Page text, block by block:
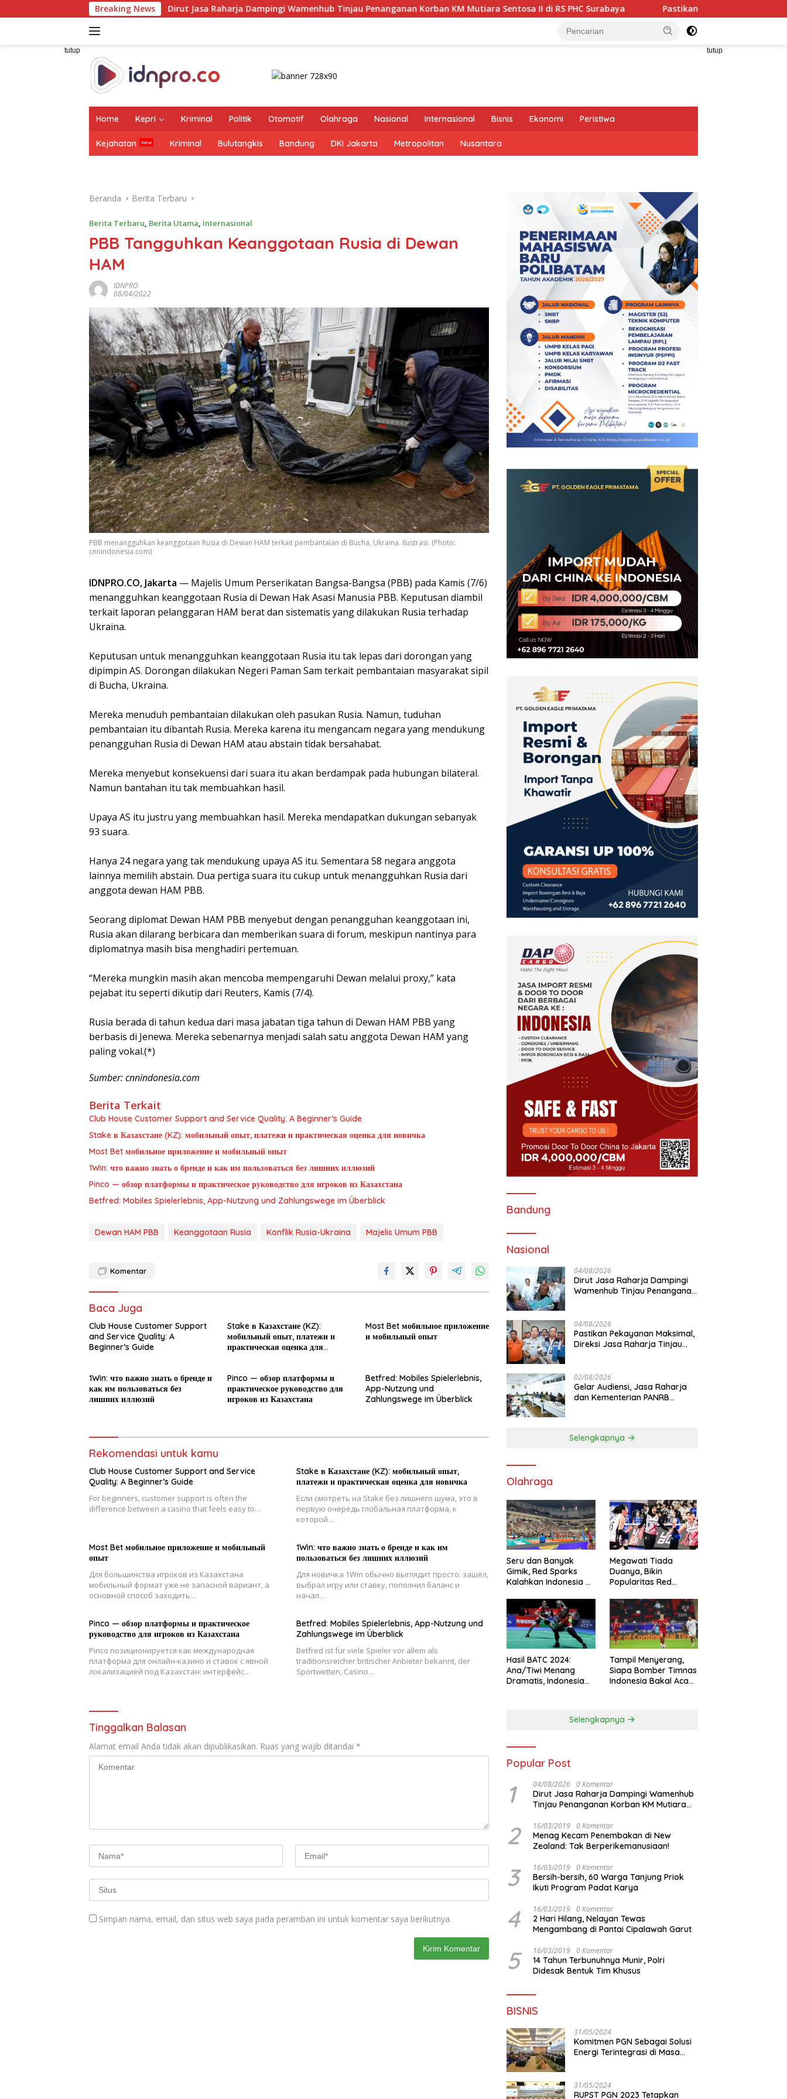
ke
Breaking News
Dirut Jasa Raharja Dampingi Wamenhub Tinjau Penanganan Korban KM Mutiara Sentosa II di RS PHC Surabaya Pastikan Pekayanan Maksimal, Direksi Jasa
tutup tutup
Home Kepri Kriminal Politik Otomotif Olahraga Nasional Internasional Bisnis Ekonomi Peristiwa
Kejahatan Kriminal Bulutangkis Bandung DKI Jakarta Metropolitan Nusantara
Beranda Berita Terbaru
Berita Terbaru, Berita Utama, Internasional
PBB Tangguhkan Keanggotaan Rusia di Dewan
HAM
IDNPRO
08/04/2022
PBB menangguhkan keanggotaan Rusia di Dewan HAM terkait pembantaian di Bucha, Ukraina. Ilustrasi. (Photo:
cnnindonesia.com)
IDNPRO.CO, Jakarta — Majelis Umum Perserikatan Bangsa-Bangsa (PBB) pada Kamis (7/6)
menangguhkan keanggotaan Rusia di Dewan Hak Asasi Manusia PBB. Keputusan diambil
terkait laporan pelanggaran HAM berat dan sistematis yang dilakukan Rusia terhadap
Ukraina.
Keputusan untuk menangguhkan keanggotaan Rusia itu tak lepas dari dorongan yang
dipimpin AS. Dorongan dilakukan Negeri Paman Sam terkait pembantaian masyarakat sipil
di Bucha, Ukraina.
Mereka menuduh pembantaian dilakukan oleh pasukan Rusia. Namun, tuduhan
pembantaian itu dibantah Rusia. Mereka karena itu mengancam negara yang mendukung
penangguhan Rusia di Dewan HAM atau abstain tidak bersahabat.
Mereka menyebut konsekuensi dari suara itu akan berdampak pada hubungan bilateral.
Namun bantahan itu tak membuahkan hasil.
Upaya AS itu justru yang membuahkan hasil. Mereka mendapatkan dukungan sebanyak
93 suara.
Hanya 24 negara yang tak mendukung upaya AS itu. Sementara 58 negara anggota
lainnya memilih abstain. Dua pertiga suara itu cukup untuk menangguhkan Rusia dari
anggota dewan HAM PBB.
Seorang diplomat Dewan HAM PBB menyebut dengan penangguhan keanggotaan ini,
Rusia akan dilarang berbicara dan memberikan suara di forum, meskipun nantinya para
diplomatnya masih bisa menghadiri pertemuan.
“Mereka mungkin masih akan mencoba mempengaruhi Dewan melalui proxy,” kata
pejabat itu seperti dikutip dari Reuters, Kamis (7/4).
Rusia berada di tahun kedua dari masa jabatan tiga tahun di Dewan HAM PBB yang
berbasis di Jenewa. Mereka sebenarnya menjadi salah satu anggota Dewan HAM yang
paling vokal.(*)
Sumber: cnnindonesia.com
Berita Terkait
Club House Customer Support and Service Quality: A Beginner’s Guide
Stake в Казахстане (KZ): мобильный опыт, платежи и практическая оценка для новичка
Most Bet мобильное приложение и мобильный опыт
1Win: что важно знать о бренде и как им пользоваться без лишних иллюзий
Pinco — обзор платформы и практическое руководство для игроков из Казахстана
Betfred: Mobiles Spielerlebnis, App-Nutzung und Zahlungswege im Überblick
Dewan HAM PBB Keanggotaan Rusia Konflik Rusia-Ukraina Majelis Umum PBB
Komentar
Baca Juga
Club House Customer Support
and Service Quality: A
Beginner’s Guide
Stake в Казахстане (KZ):
мобильный опыт, платежи и
практическая оценка для
Most Bet мобильное приложение
и мобильный опыт
1Win: что важно знать о бренде и
как им пользоваться без
лишних иллюзий
Pinco — обзор платформы и
практическое руководство для
игроков из Казахстана
Betfred: Mobiles Spielerlebnis,
App-Nutzung und
Zahlungswege im Überblick
Rekomendasi untuk kamu
Club House Customer Support and Service
Quality: A Beginner’s Guide
For beginners, customer support is often the
difference between a casino that feels easy to…
Stake в Казахстане (KZ): мобильный опыт,
платежи и практическая оценка для новичка
Если смотреть на Stake без лишнего шума, это в
первую очередь глобальная платформа, к
которой…
Most Bet мобильное приложение и мобильный
опыт
Для большинства игроков из Казахстана
мобильный формат уже не запасной вариант, а
основной способ заходить…
1Win: что важно знать о бренде и как им
пользоваться без лишних иллюзий
Для новичка 1Win обычно выглядит просто: зашёл,
выбрал игру или ставку, пополнил баланс и
начал…
Pinco — обзор платформы и практическое
руководство для игроков из Казахстана
Pinco позиционируется как международная
платформа для онлайн-казино и ставок с явной
локализацией под Казахстан: интерфейс…
Betfred: Mobiles Spielerlebnis, App-Nutzung und
Zahlungswege im Überblick
Betfred ist für viele Spieler vor allem als
traditionsreicher britischer Anbieter bekannt, der
Sportwetten, Casino…
Tinggalkan Balasan
Alamat email Anda tidak akan dipublikasikan. Ruas yang wajib ditandai *
Simpan nama, email, dan situs web saya pada peramban ini untuk komentar saya berikutnya.
Bandung
Nasional
04/08/2026
Dirut Jasa Raharja Dampingi
Wamenhub Tinjau Penanganan
04/08/2026
Pastikan Pekayanan Maksimal,
Direksi Jasa Raharja Tinjau
02/08/2026
Gelar Audiensi, Jasa Raharja
dan Kementerian PANRB
Selengkapnya
Olahraga
Seru dan Banyak
Gimik, Red Sparks
Kalahkan Indonesia All
Megawati Tiada
Duanya, Bikin
Popularitas Red
Hasil BATC 2024:
Ana/Tiwi Menang
Dramatis, Indonesia
Tampil Menyerang,
Siapa Bomber Timnas
Indonesia Bakal Acak-
Selengkapnya
Popular Post
1 04/08/2026 0 Komentar
Dirut Jasa Raharja Dampingi Wamenhub
Tinjau Penanganan Korban KM Mutiara
2 16/03/2019 0 Komentar
Menag Kecam Penembakan di New
Zealand: Tak Berperikemanusiaan!
3 16/03/2019 0 Komentar
Bersih-bersih, 60 Warga Tanjung Priok
Ikuti Program Padat Karya
4 16/03/2019 0 Komentar
2 Hari Hilang, Nelayan Tewas
Mengambang di Pantai Cipalawah Garut
5 16/03/2019 0 Komentar
14 Tahun Terbunuhnya Munir, Polri
Didesak Bentuk Tim Khusus
BISNIS
31/05/2024
Komitmen PGN Sebagai Solusi
Energi Terintegrasi di Masa
31/05/2024
RUPST PGN 2023 Tetapkan